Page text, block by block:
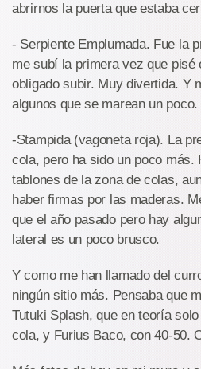
abrirnos la puerta que estaba
- Serpiente Emplumada. Fue la
me subí la primera vez que pisé
obligado subir. Muy divertida. Y
algunos que se marean un poco.
-Stampida (vagoneta roja). La
cola, pero ha sido un poco más.
tablones de la zona de colas,
haber firmas por las maderas.
que el año pasado pero hay
lateral es un poco brusco.
Y como me han llamado del
ningún sitio más. Pensaba que
Tutuki Splash, que en teoría
cola, y Furius Baco, con 40-50.